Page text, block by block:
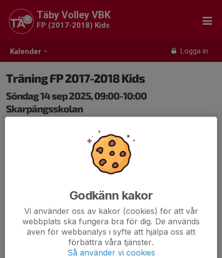
Kalender Logga in
Täby Volley VBK
FP (2017-2018) Kids
Träning FP 2017-2018 Kids
Söndag 14 sep 2025, 09:00-10:00
Skarpängsskolan
Glöm inte vattenflaska och inneskor :)
Godkänn kakor
Vi använder oss av kakor (cookies) för att vår
webbplats ska fungera bra för dig. De används
även för webbanalys i syfte att hjälpa oss att
förbättra våra tjänster.
Så använder vi cookies